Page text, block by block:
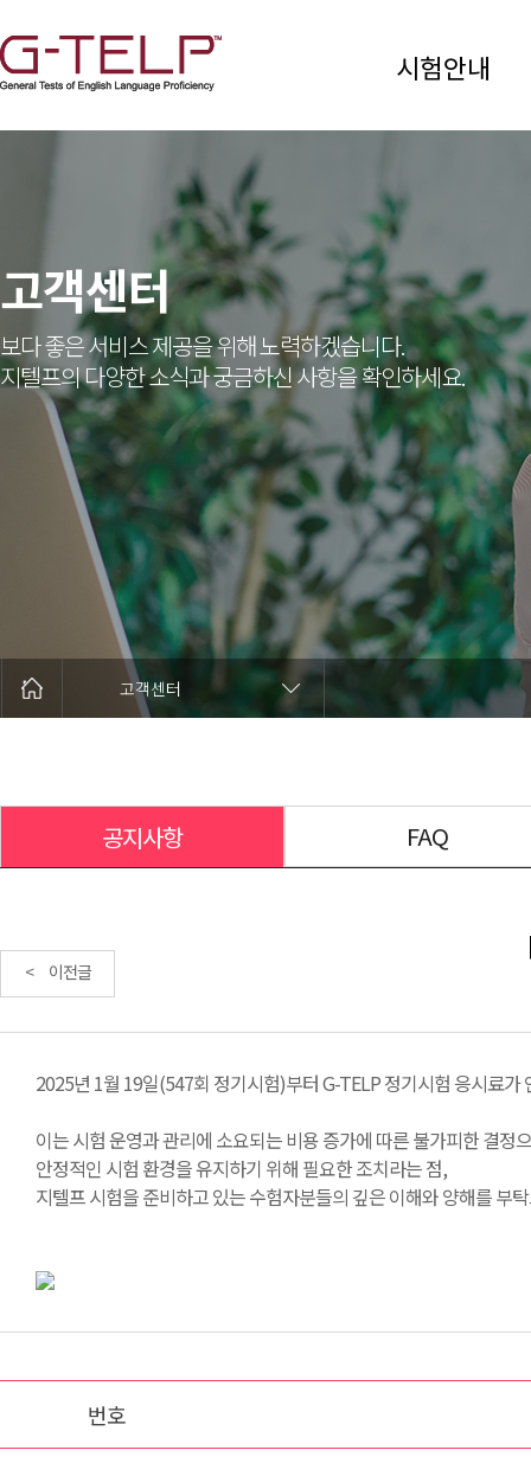
시험안내
고객센터
보다 좋은 서비스 제공을 위해 노력하겠습니다.
지텔프의 다양한 소식과 궁금하신 사항을 확인하세요.
고객센터
공지사항 FAQ
< 이전글
2025년 1월 19일(547회 정기시험)부터 G-TELP 정기시험 응시료가
이는 시험 운영과 관리에 소요되는 비용 증가에 따른 불가피한 결정
안정적인 시험 환경을 유지하기 위해 필요한 조치라는 점,
지텔프 시험을 준비하고 있는 수험자분들의 깊은 이해와 양해를 부
번호